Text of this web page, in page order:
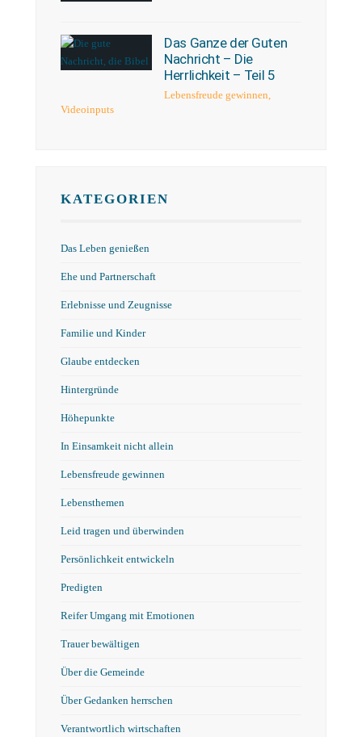
Das Ganze der Guten
Nachricht – Die
Herrlichkeit – Teil 5
Lebensfreude gewinnen,
Videoinputs
KATEGORIEN
Das Leben genießen
Ehe und Partnerschaft
Erlebnisse und Zeugnisse
Familie und Kinder
Glaube entdecken
Hintergründe
Höhepunkte
In Einsamkeit nicht allein
Lebensfreude gewinnen
Lebensthemen
Leid tragen und überwinden
Persönlichkeit entwickeln
Predigten
Reifer Umgang mit Emotionen
Trauer bewältigen
Über die Gemeinde
Über Gedanken herrschen
Verantwortlich wirtschaften